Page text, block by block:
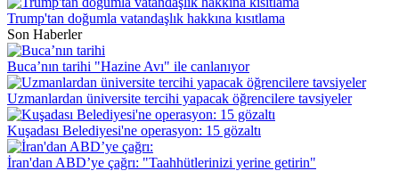
Trump'tan doğumla vatandaşlık hakkına kısıtlama
Son Haberler
Buca’nın tarihi "Hazine Avı" ile canlanıyor
Uzmanlardan üniversite tercihi yapacak öğrencilere tavsiyeler
Kuşadası Belediyesi'ne operasyon: 15 gözaltı
İran'dan ABD’ye çağrı: "Taahhütlerinizi yerine getirin"